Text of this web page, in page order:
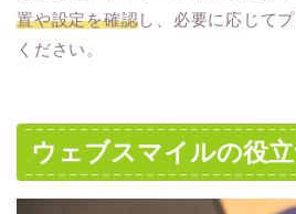
置や設定を確認し、必要に応じて
ください。
ウェブスマイルの役